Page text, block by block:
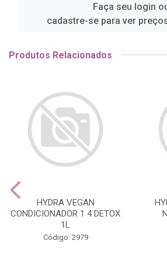
Faça seu login
cadastre-se para ver
Produtos Relacionados
HYDRA VEGAN
CONDICIONADOR 1 4 DETOX
1L
Código: 2979